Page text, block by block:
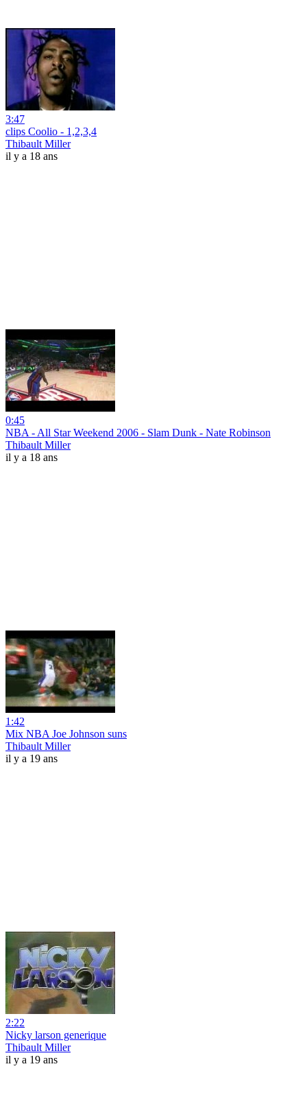
3:47
clips Coolio - 1,2,3,4
Thibault Miller
il y a 18 ans
0:45
NBA - All Star Weekend 2006 - Slam Dunk - Nate Robinson
Thibault Miller
il y a 18 ans
1:42
Mix NBA Joe Johnson suns
Thibault Miller
il y a 19 ans
2:22
Nicky larson generique
Thibault Miller
il y a 19 ans